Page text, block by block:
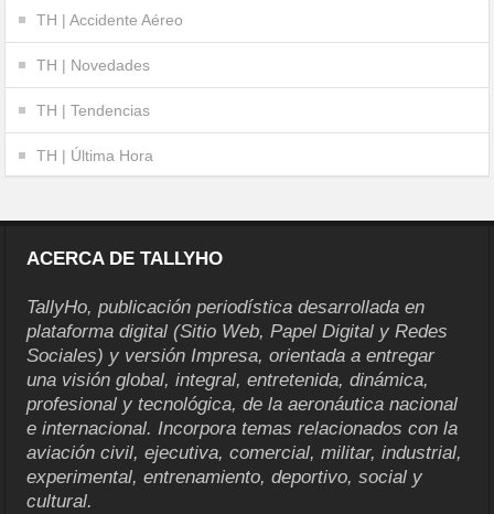
TH | Accidente Aéreo
TH | Novedades
TH | Tendencias
TH | Última Hora
ACERCA DE TALLYHO
TallyHo, publicación periodística desarrollada en
plataforma digital (Sitio Web, Papel Digital y Redes
Sociales) y versión Impresa, orientada a entregar
una visión global, integral, entretenida, dinámica,
profesional y tecnológica, de la aeronáutica nacional
e internacional. Incorpora temas relacionados con la
aviación civil, ejecutiva, comercial, militar, industrial,
experimental, entrenamiento, deportivo, social y
cultural.